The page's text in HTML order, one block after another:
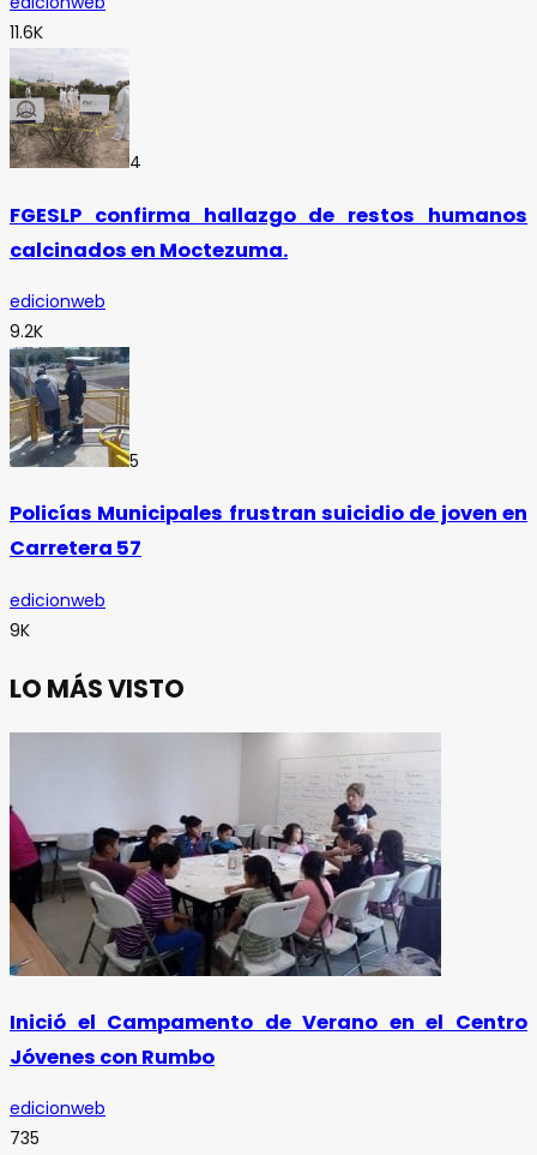
11.6K
4
FGESLP confirma hallazgo de restos humanos
calcinados en Moctezuma.
edicionweb
9.2K
5
Policías Municipales frustran suicidio de joven en
Carretera 57
edicionweb
9K
LO MÁS VISTO
Inició el Campamento de Verano en el Centro
Jóvenes con Rumbo
edicionweb
735